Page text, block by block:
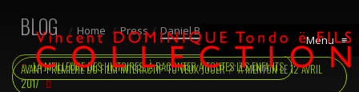
Menu≡
BLOG Home Press Daniel Boeri
LA MEILLEURE DES HISTOIRES, À RACONTER À TOUTES LES ENFANTS
AVANT-PREMIÈRE DU FILM INTERACTIF “TU VEUX JOUER ?” À MENTON LE 12 AVRIL
2017